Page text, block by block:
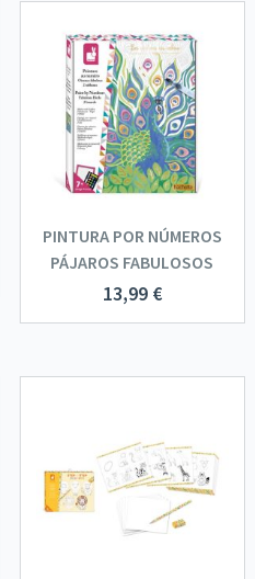
PINTURA POR NÚMEROS
PÁJAROS FABULOSOS
13,99 €